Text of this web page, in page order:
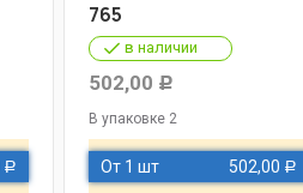
Р
765
в наличии
502,00 Р
В упаковке 2
От 1 шт 502,00 Р